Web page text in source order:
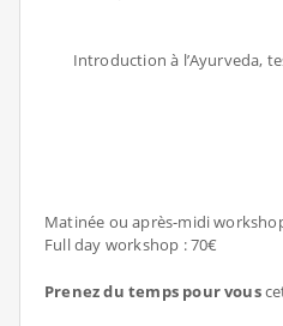
Introduction à l’Ayurveda,
Matinée ou après-midi
Full day workshop : 70€
Prenez du temps pour vous